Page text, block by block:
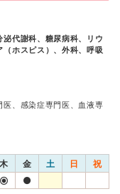
代謝科、糖尿病科、リウ
ホスピス）、外科、呼吸
、感染症専門医、血液専
木 金 土 日 祝